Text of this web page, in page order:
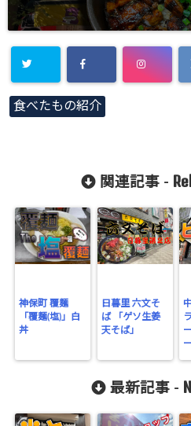
食べたもの紹介
関連記事 -
神保町 覆麺
「覆麺(塩)」白
丼
日暮里 六文そ
ば 「ゲソ生姜
天そば」
最新記事 -